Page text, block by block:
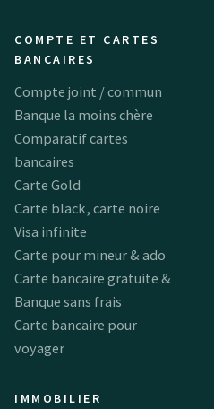
COMPTE ET CARTES
BANCAIRES
Compte joint / commun
Banque la moins chère
Comparatif cartes
bancaires
Carte Gold
Carte black, carte noire
Visa infinite
Carte pour mineur & ado
Carte bancaire gratuite &
Banque sans frais
Carte bancaire pour
voyager
IMMOBILIER